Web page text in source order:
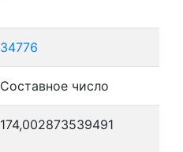
34776
Составное число
174,002873539491